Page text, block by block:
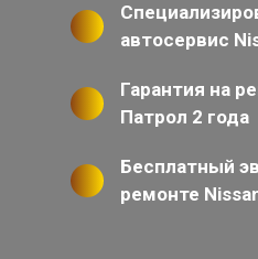
автосервис
Гарантия на
Патрол 2 года
Бесплатный
ремонте